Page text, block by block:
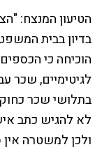
הטיעון המנצח:
בדיון בבית
הוכיחה כי
לגיטימיים, שכר
בתלושי שכר
לא להגיש כתב
ולכן למשטרה